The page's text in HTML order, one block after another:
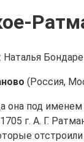
Наталья
(Россия,
она под
г. А. Г.